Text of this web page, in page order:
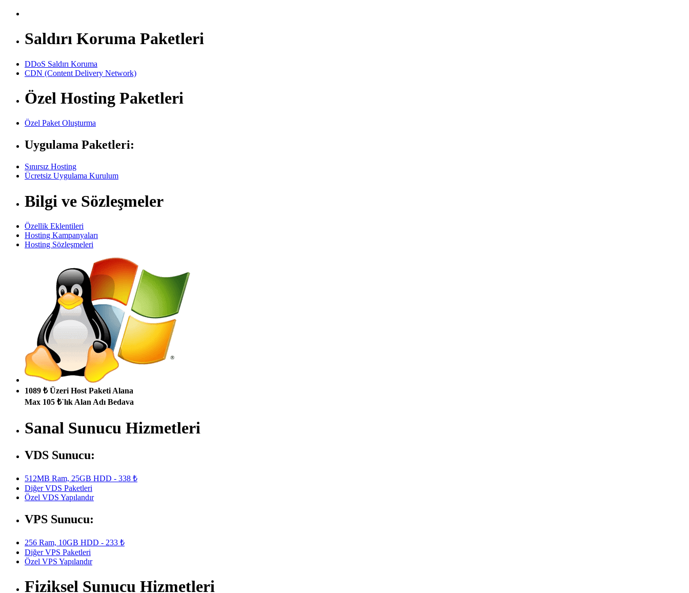
Saldırı Koruma Paketleri
DDoS Saldırı Koruma
CDN (Content Delivery Network)
Özel Hosting Paketleri
Özel Paket Oluşturma
Uygulama Paketleri:
Sınırsız Hosting
Ücretsiz Uygulama Kurulum
Bilgi ve Sözleşmeler
Özellik Eklentileri
Hosting Kampanyaları
Hosting Sözleşmeleri
1089 ₺ Üzeri Host Paketi Alana
Max 105 ₺`lık Alan Adı Bedava
Sanal Sunucu Hizmetleri
VDS Sunucu:
512MB Ram, 25GB HDD - 338 ₺
Diğer VDS Paketleri
Özel VDS Yapılandır
VPS Sunucu:
256 Ram, 10GB HDD - 233 ₺
Diğer VPS Paketleri
Özel VPS Yapılandır
Fiziksel Sunucu Hizmetleri